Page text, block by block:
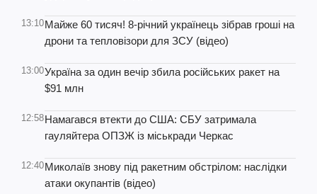
13:10Майже 60 тисяч! 8-річний українець зібрав гроші на
дрони та тепловізори для ЗСУ (відео)
13:00Україна за один вечір збила російських ракет на
$91 млн
12:58Намагався втекти до США: СБУ затримала
гауляйтера ОПЗЖ із міськради Черкас
12:40Миколаїв знову під ракетним обстрілом: наслідки
атаки окупантів (відео)